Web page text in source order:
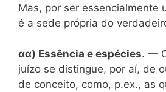
Mas, por ser essencialmente
é a sede própria do
αα) Essência e espécies. —
juízo se distingue, por aí, de
de conceito, como, p.ex., as